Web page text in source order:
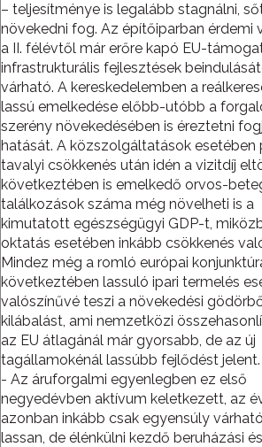
– teljesítménye is legalább stagnálni,
növekedni fog. Az építőiparban érdemi
a II. félévtől már erőre kapó EU-
infrastrukturális fejlesztések
várható. A kereskedelemben a
lassú emelkedése előbb-utóbb a
szerény növekedésében is éreztetni
hatását. A közszolgáltatások esetében
tavalyi csökkenés után idén a vizitdíj
következtében is emelkedő orvos-
találkozások száma még növelheti is a
kimutatott egészségügyi GDP-t,
oktatás esetében inkább csökkenés
Mindez még a romló európai
következtében lassuló ipari termelés
valószínűvé teszi a növekedési
kilábalást, ami nemzetközi
az EU átlagánál már gyorsabb, de az új
tagállamokénál lassúbb fejlődést jelent.
- Az áruforgalmi egyenlegben ez első
negyedévben aktívum keletkezett, az
azonban inkább csak egyensúly
lassan, de élénkülni kezdő beruházási és